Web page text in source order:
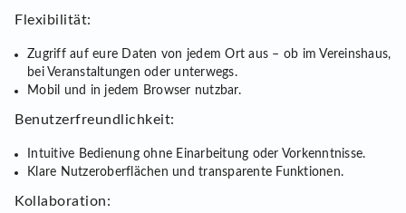
Flexibilität:
Zugriff auf eure Daten von jedem Ort aus – ob im Vereinshaus,
bei Veranstaltungen oder unterwegs.
Mobil und in jedem Browser nutzbar.
Benutzerfreundlichkeit:
Intuitive Bedienung ohne Einarbeitung oder Vorkenntnisse.
Klare Nutzeroberflächen und transparente Funktionen.
Kollaboration: